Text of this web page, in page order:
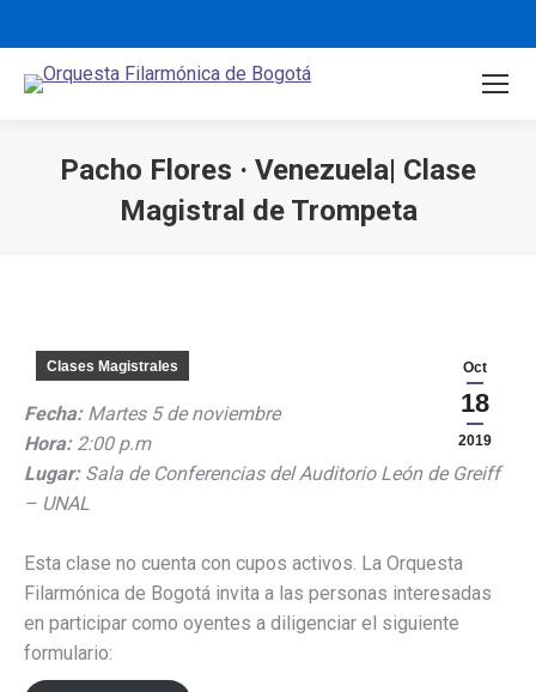
Pacho Flores · Venezuela| Clase
Magistral de Trompeta
Oct
18
2019
Clases Magistrales
Fecha: Martes 5 de noviembre
Hora:2:00 p.m
Lugar: Sala de Conferencias del Auditorio León de Greiff
– UNAL
Esta clase no cuenta con cupos activos. La Orquesta
Filarmónica de Bogotá invita a las personas interesadas
en participar como oyentes a diligenciar el siguiente
formulario: